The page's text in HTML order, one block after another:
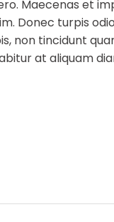
Maecenas et
Donec turpis
non tincidunt
at aliquam